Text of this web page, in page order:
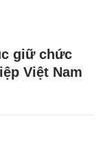
giữ chức
Việt Nam